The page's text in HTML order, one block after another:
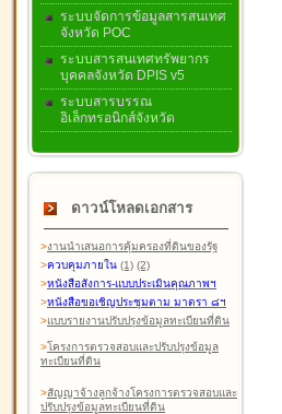
ระบบจัดการข้อมูลสารสนเทศ
จังหวัด POC
ระบบสารสนเทศทรัพยากร
บุคคลจังหวัด DPIS v5
ระบบสารบรรณ
อิเล็กทรอนิกส์จังหวัด
ดาวน์โหลดเอกสาร
>งานนำเสนอการคุ้มครองที่ดินของรัฐ
>ควบคุมภายใน (1) (2)
>หนังสือสังการ-แบบประเมินคุณภาพฯ
>หนังสือขอเชิญประชุมตาม มาตรา ๘ฯ
>แบบรายงานปรับปรุงข้อมูลทะเบียนที่ดิน
>โครงการตรวจสอบและปรับปรุงข้อมูล
ทะเบียนที่ดิน
>สัญญาจ้างลูกจ้างโครงการตรวจสอบและ
ปรับปรุงข้อมูลทะเบียนที่ดิน